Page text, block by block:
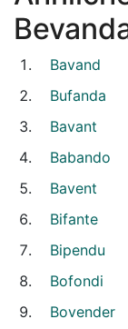
Bavand
Bufanda
Bavant
Babando
Bavent
Bifante
Bipendu
Bofondi
Bovender